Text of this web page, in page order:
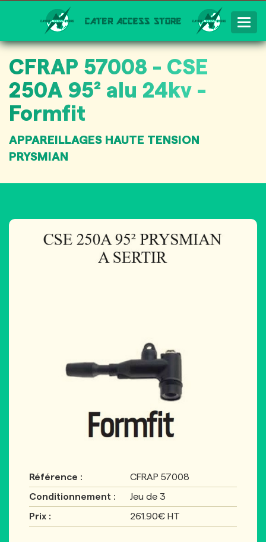
CFRAP 57008 - CSE
250A 95² alu 24kv -
Formfit
APPAREILLAGES HAUTE TENSION
PRYSMIAN
Référence : CFRAP 57008
Conditionnement : Jeu de 3
Prix : 261.90€ HT